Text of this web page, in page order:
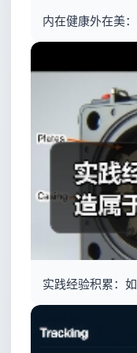
内在健康外在美
实践经验积累：